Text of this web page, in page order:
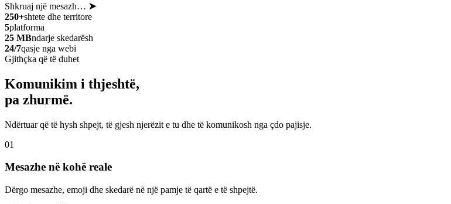
Shkruaj një mesazh… ➤
250+shtete dhe territore
5platforma
25 MBndarje skedarësh
24/7qasje nga webi
Gjithçka që të duhet
Komunikim i thjeshtë,
pa zhurmë.
Ndërtuar që të hysh shpejt, të gjesh njerëzit e tu dhe të komunikosh nga çdo pajisje.
01
Mesazhe në kohë reale
Dërgo mesazhe, emoji dhe skedarë në një pamje të qartë e të shpejtë.